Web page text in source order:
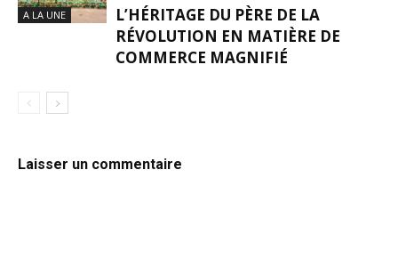
A LA UNE
L’HÉRITAGE DU PÈRE DE LA
RÉVOLUTION EN MATIÈRE DE
COMMERCE MAGNIFIÉ
Laisser un commentaire